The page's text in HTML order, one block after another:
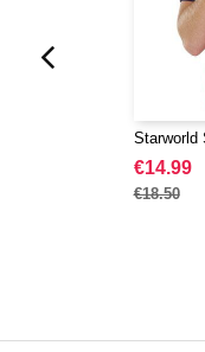
Starworld
€14.99
€18.50